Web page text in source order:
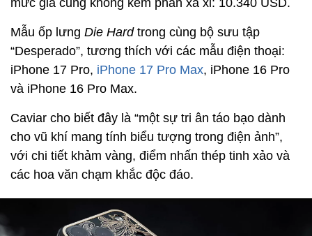
mức giá cũng không kém phần xa xỉ: 10.340 USD.
Mẫu ốp lưng Die Hardtrong cùng bộ sưu tập
“Desperado”, tương thích với các mẫu điện thoại:
iPhone 17 Pro, iPhone 17 Pro Max, iPhone 16 Pro
và iPhone 16 Pro Max.
Caviar cho biết đây là “một sự tri ân táo bạo dành
cho vũ khí mang tính biểu tượng trong điện ảnh”,
với chi tiết khảm vàng, điểm nhấn thép tinh xảo và
các hoa văn chạm khắc độc đáo.